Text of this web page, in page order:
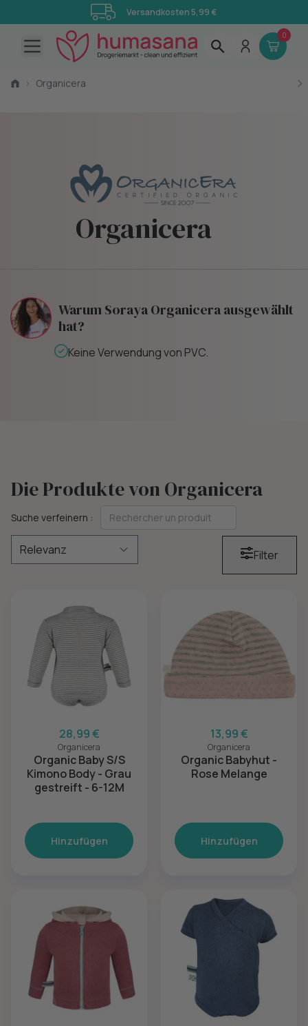
Versandkosten 5,99 €
Open main menu
0
› Organicera
Organicera
Warum Soraya Organicera ausgewählt
hat?
Keine Verwendung von PVC.
Die Produkte von Organicera
Suche verfeinern :
Filter
28,99 €
Organicera
Organic Baby S/S
Kimono Body - Grau
gestreift - 6-12M
Hinzufügen
13,99 €
Organicera
Organic Babyhut -
Rose Melange
Hinzufügen